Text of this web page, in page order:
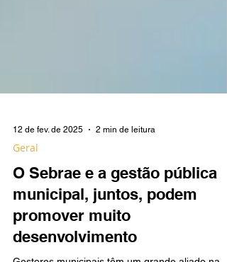
12 de fev. de 2025 2 min de leitura
Geral
O Sebrae e a gestão pública